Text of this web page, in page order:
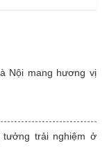
Nội mang hương vị
trải nghiệm ở